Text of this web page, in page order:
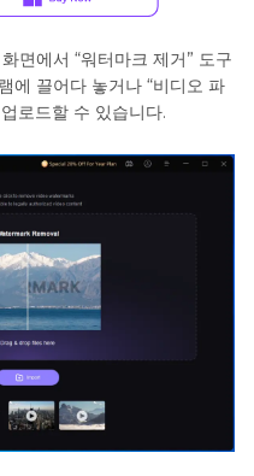
면에서 “워터마크 제거” 도구
에 끌어다 놓거나 “비디오 파
로드할 수 있습니다.